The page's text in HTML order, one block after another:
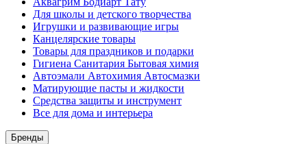
Для школы и детского творчества
Игрушки и развивающие игры
Канцелярские товары
Товары для праздников и подарки
Гигиена Санитария Бытовая химия
Автоэмали Автохимия Автосмазки
Матирующие пасты и жидкости
Средства защиты и инструмент
Все для дома и интерьера
Бренды